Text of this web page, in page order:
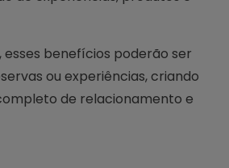
benefícios poderão ser
ou experiências, criando
de relacionamento e